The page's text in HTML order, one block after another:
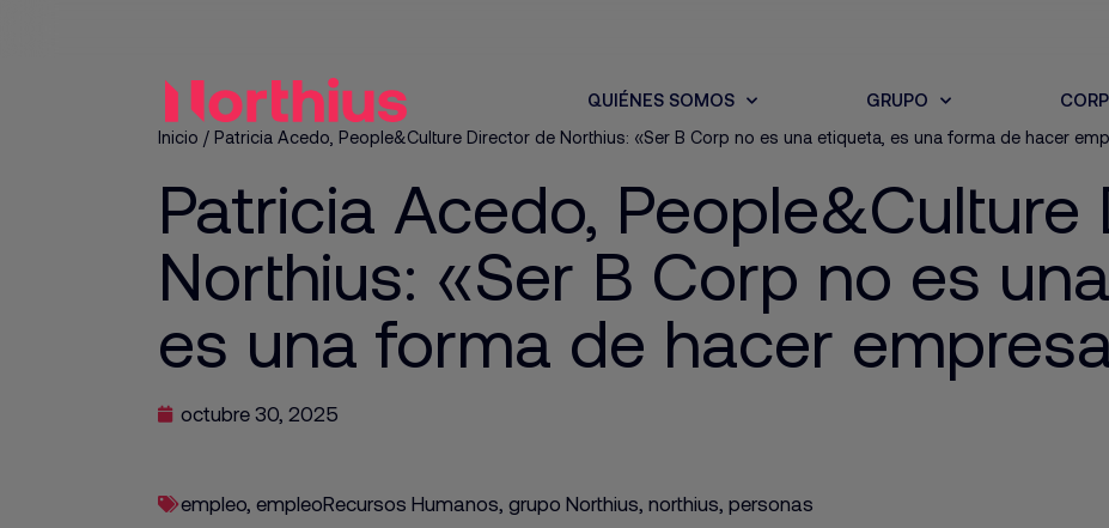
QUIÉNES SOMOS GRUPO
Inicio / Patricia Acedo, People&Culture Director de Northius: «Ser B Corp no es una etiqueta, es una forma de hacer
Patricia Acedo, People&Culture
Northius: «Ser B Corp no es
es una forma de hacer
octubre 30, 2025
empleo, empleoRecursos Humanos, grupo Northius, northius, personas